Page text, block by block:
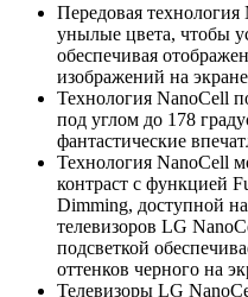
Передовая
унылые цвета, чтобы
обеспечивая
изображений на
Технология NanoCell
под углом до 178
фантастические
Технология NanoCell
контраст с функцией
Dimming, доступной
телевизоров LG
подсветкой
оттенков черного на
Телевизоры LG